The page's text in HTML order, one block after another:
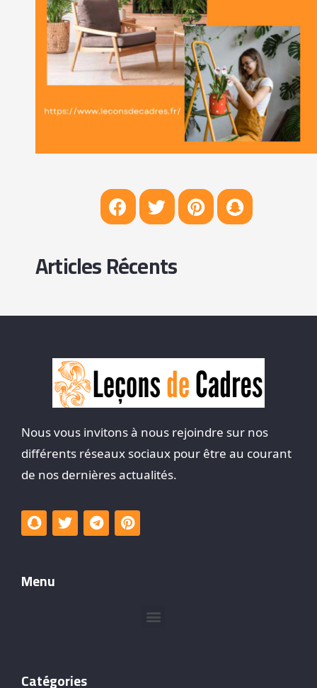
Articles Récents
Nous vous invitons à nous rejoindre sur nos
différents réseaux sociaux pour être au courant
de nos dernières actualités.
Menu
Catégories